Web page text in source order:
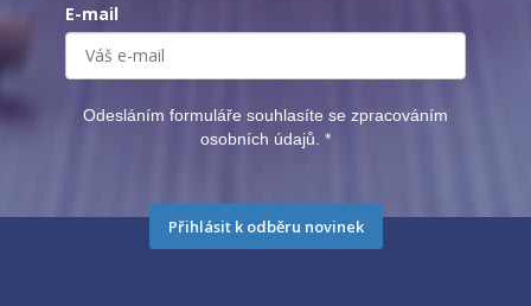
E-mail
Odesláním formuláře souhlasíte se zpracováním
osobních údajů. *
Přihlásit k odběru novinek